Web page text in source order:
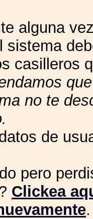
alguna
sistema
casilleros
no te
de
pero
Clickea
.